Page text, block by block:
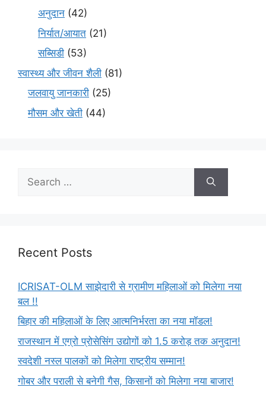
अनुदान (42)
निर्यात/आयात (21)
सब्सिडी (53)
स्वास्थ्य और जीवन शैली (81)
जलवायु जानकारी (25)
मौसम और खेती (44)
Recent Posts
ICRISAT-OLM साझेदारी से ग्रामीण महिलाओं को मिलेगा नया
बल !!
बिहार की महिलाओं के लिए आत्मनिर्भरता का नया मॉडल!
राजस्थान में एग्रो प्रोसेसिंग उद्योगों को 1.5 करोड़ तक अनुदान!
स्वदेशी नस्ल पालकों को मिलेगा राष्ट्रीय सम्मान!
गोबर और पराली से बनेगी गैस, किसानों को मिलेगा नया बाजार!